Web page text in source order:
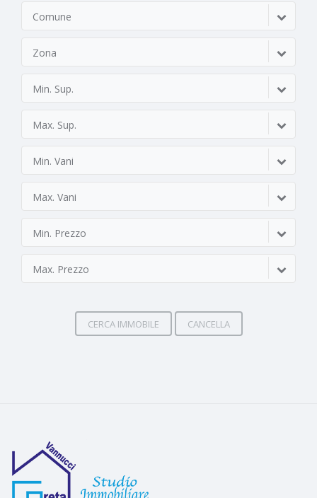
Comune
Zona
Min. Sup.
Max. Sup.
Min. Vani
Max. Vani
Min. Prezzo
Max. Prezzo
CERCA IMMOBILE CANCELLA